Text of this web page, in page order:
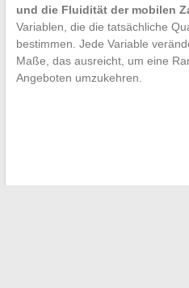
und die Fluidität der mobilen
Variablen, die die tatsächliche
bestimmen. Jede Variable
Maße, das ausreicht, um eine
Angeboten umzukehren.